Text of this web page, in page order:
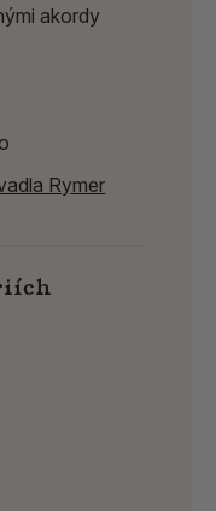
akordy
Rymer